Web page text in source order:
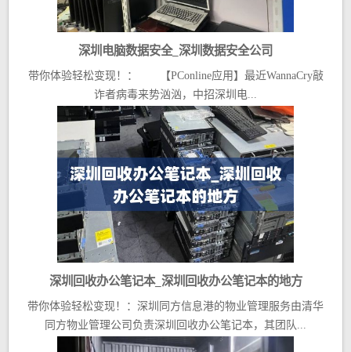
深圳电脑数据安全_深圳数据安全公司
带你体验轻松变现！： 【PConline应用】最近WannaCry敲
诈者病毒来势汹汹，中招深圳电...
深圳回收办公笔记本_深圳回收办公笔记本的地方
带你体验轻松变现！：深圳同方信息港的物业管理服务由清华
同方物业管理公司负责深圳回收办公笔记本，其团队...